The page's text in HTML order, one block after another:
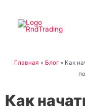
содержимому
Главная » Блог » Как
Как